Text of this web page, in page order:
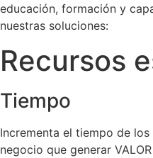
educación, formación y
nuestras soluciones:
Recursos
Tiempo
Incrementa el tiempo de
negocio que generar